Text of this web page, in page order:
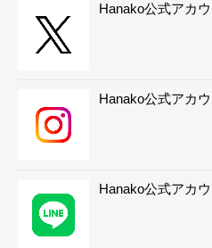
Hanako公式アカ
Hanako公式アカ
Hanako公式アカ